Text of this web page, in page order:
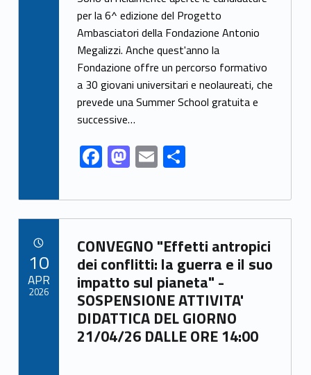
e
b
o
o
k
to
d
o
n
ai
l
ar
e
per la 6^ edizione del Progetto
Ambasciatori della Fondazione Antonio
Megalizzi. Anche quest'anno la
Fondazione offre un percorso formativo
a 30 giovani universitari e neolaureati, che
prevede una Summer School gratuita e
successive…
F
ac
e
b
o
o
k
M
as
to
d
o
n
E
m
ai
l
S
ar
e
Link identifier archive #link-archive-33240
CONVEGNO "Effetti antropici
dei conflitti: la guerra e il suo
impatto sul pianeta" -
SOSPENSIONE ATTIVITA'
DIDATTICA DEL GIORNO
21/04/26 DALLE ORE 14:00
10
APR
2026